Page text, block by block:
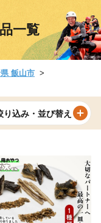
一覧
飯山市
り込み・並び替え